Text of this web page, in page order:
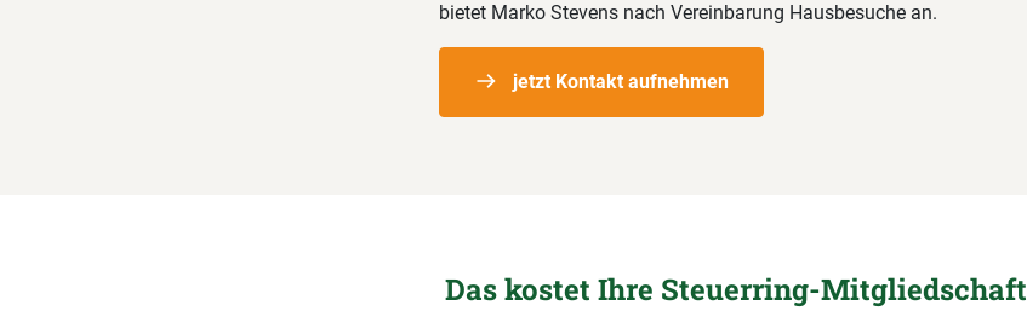
bietet Marko Stevens nach Vereinbarung Hausbesuche an.
jetzt Kontakt aufnehmen
Das kostet Ihre Steuerring-Mitgliedschaft